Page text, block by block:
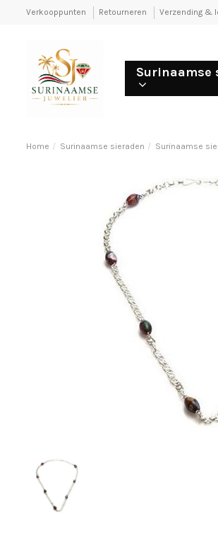
Verkooppunten Retourneren Verzending &
Surinaamse
Home Surinaamse sieraden Surinaamse